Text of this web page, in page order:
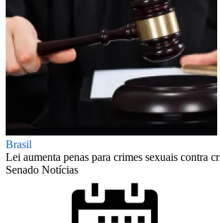
Brasil
Lei aumenta penas para crimes sexuais contra
Senado Notícias